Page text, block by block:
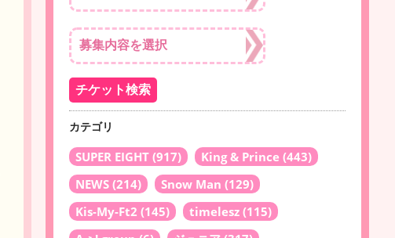
カテゴリ
SUPER EIGHT (917) King & Prince (443)
NEWS (214) Snow Man (129)
Kis-My-Ft2 (145) timelesz (115)